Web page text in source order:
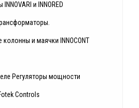
и INNORED
колонны и маячки INNOCONT
Регуляторы мощности
Controls